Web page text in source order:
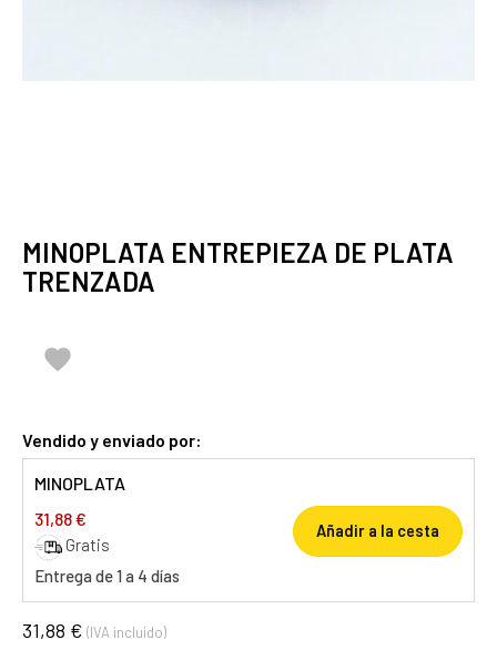
MINOPLATA ENTREPIEZA DE PLATA
TRENZADA

Vendido y enviado por:
MINOPLATA
31,88 €
Gratis
Entrega de 1 a 4 días
Añadir a la cesta
31,88 € (IVA incluido)